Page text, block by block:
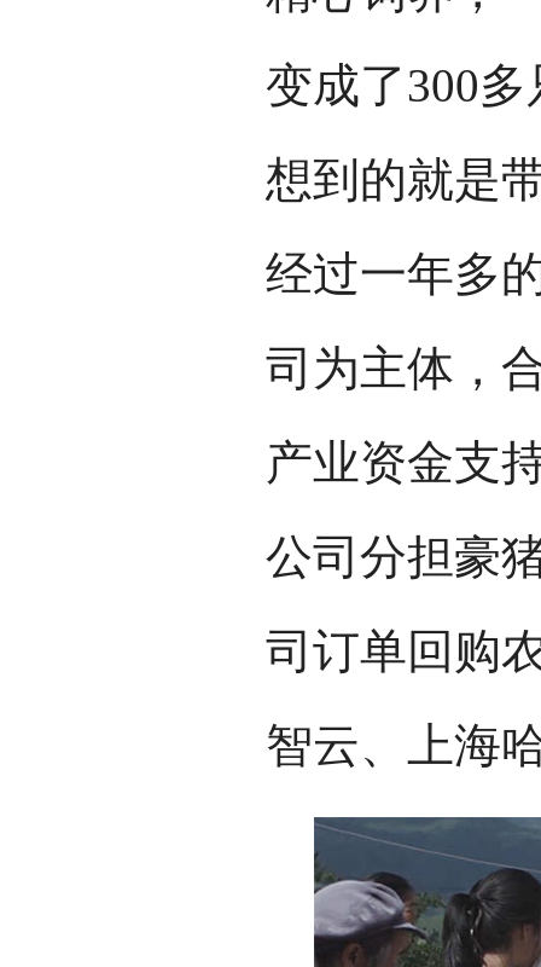
变成了300
想到的就是
经过一年多
司为主体，
产业资金支
公司分担豪
司订单回购
智云、上海